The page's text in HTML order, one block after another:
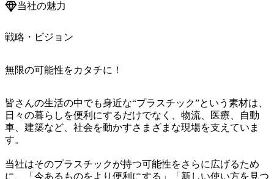
当社の魅力
戦略・ビジョン
無限の可能性をカタチに！
皆さんの生活の中でも身近な“プラスチック”という素材は、
日々の暮らしを便利にするだけでなく、物流、医療、自動
車、建築など、社会を動かすさまざまな現場を支えていま
す。
当社はそのプラスチックが持つ可能性をさらに広げるため
に、「今あるものをより便利にする」「新しい使い方を見つ